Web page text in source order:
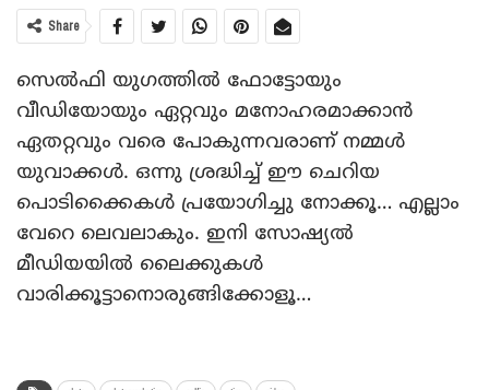
Share
സെല്‍ഫി യുഗത്തില്‍ ഫോട്ടോയും
വീഡിയോയും ഏറ്റവും മനോഹരമാക്കാന്‍
ഏതറ്റവും വരെ പോകുന്നവരാണ് നമ്മള്‍
യുവാക്കള്‍. ഒന്നു ശ്രദ്ധിച്ച് ഈ ചെറിയ
പൊടിക്കൈകള്‍ പ്രയോഗിച്ചു നോക്കൂ… എല്ലാം
വേറെ ലെവലാകും. ഇനി സോഷ്യല്‍
മീഡിയയില്‍ ലൈക്കുകള്‍
വാരിക്കൂട്ടാനൊരുങ്ങിക്കോളൂ…